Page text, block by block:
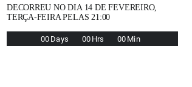
DECORREU NO DIA 14 DE FEVEREIRO,
TERÇA-FEIRA PELAS 21:00
00 Days 00 Hrs 00 Min